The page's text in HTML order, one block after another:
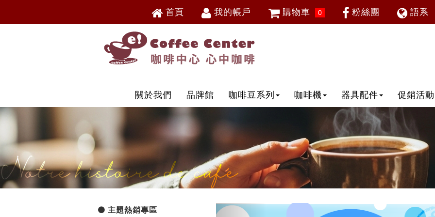
首頁 我的帳戶
忘記密碼
加入會員
VIP申請
購物車 0 粉絲團 語系
關於我們 品牌館 咖啡豆系列 咖啡機 器具配件 促銷活動
主題熱銷專區